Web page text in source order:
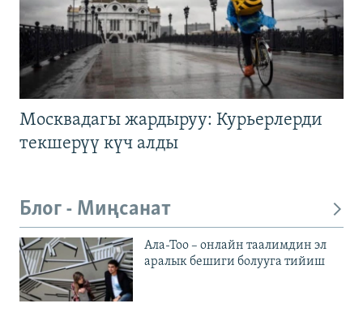
Москвадагы жардыруу: Курьерлерди
текшерүү күч алды
Блог - Миңсанат
Ала-Тоо – онлайн таалимдин эл
аралык бешиги болууга тийиш